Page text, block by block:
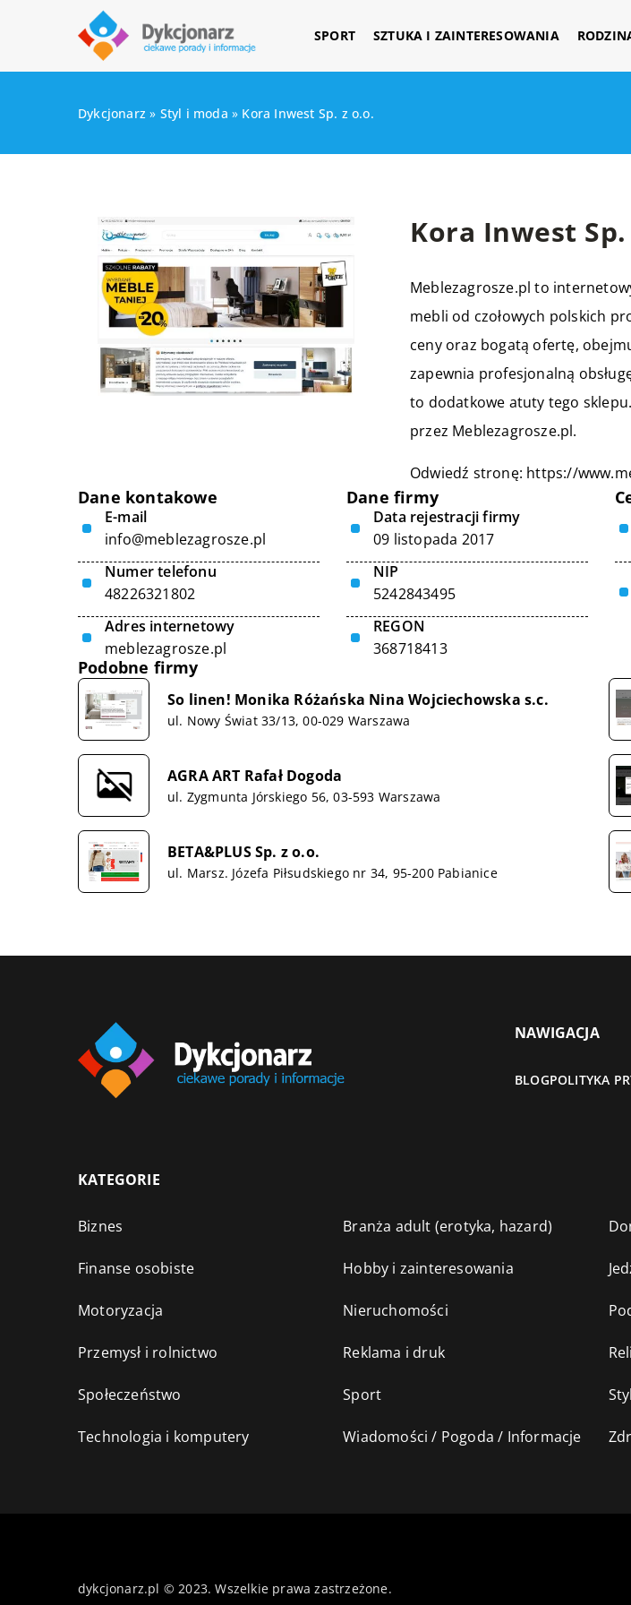
SPORT SZTUKA I ZAINTERESOWANIA
Dykcjonarz » Styl i moda » Kora Inwest Sp. z o.o.
Kora Inwest
Meblezagrosze.pl to
mebli od czołowych polskich
ceny oraz bogatą ofertę,
zapewnia profesjonalną
to dodatkowe atuty tego
przez Meblezagrosze.pl.
Odwiedź stronę: https://
Dane kontakowe
E-mail
info@meblezagrosze.pl
Numer telefonu
48226321802
Adres internetowy
meblezagrosze.pl
Dane firmy
Data rejestracji firmy
09 listopada 2017
NIP
5242843495
REGON
368718413
Podobne firmy
So linen! Monika Różańska Nina Wojciechowska s.c.
ul. Nowy Świat 33/13, 00-029 Warszawa
AGRA ART Rafał Dogoda
ul. Zygmunta Jórskiego 56, 03-593 Warszawa
BETA&PLUS Sp. z o.o.
ul. Marsz. Józefa Piłsudskiego nr 34, 95-200 Pabianice
NAWIGACJA
BLOGPOLITYKA
KATEGORIE
Biznes Branża adult (erotyka, hazard)
Finanse osobiste Hobby i zainteresowania
Motoryzacja Nieruchomości
Przemysł i rolnictwo Reklama i druk
Społeczeństwo Sport
Technologia i komputery Wiadomości / Pogoda / Informacje
dykcjonarz.pl © 2023. Wszelkie prawa zastrzeżone.